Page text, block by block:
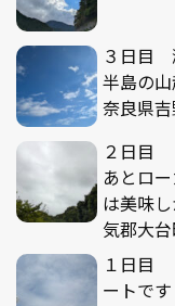
３日目
半島の
奈良県吉
２日目
あとロ
は美味
気郡大台
１日目
ートで